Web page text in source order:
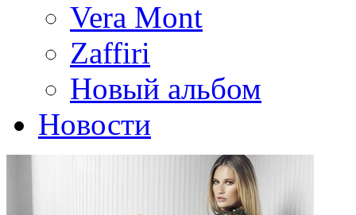
Vera Mont
Zaffiri
Новый альбом
Новости